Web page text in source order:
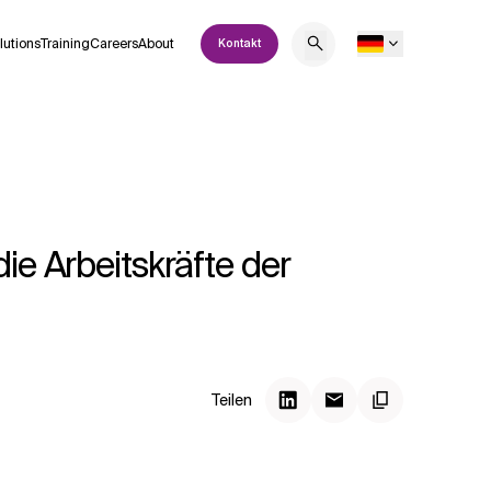
TrainingCareersAbout Kontakt
Arbeitskräfte der
Teilen